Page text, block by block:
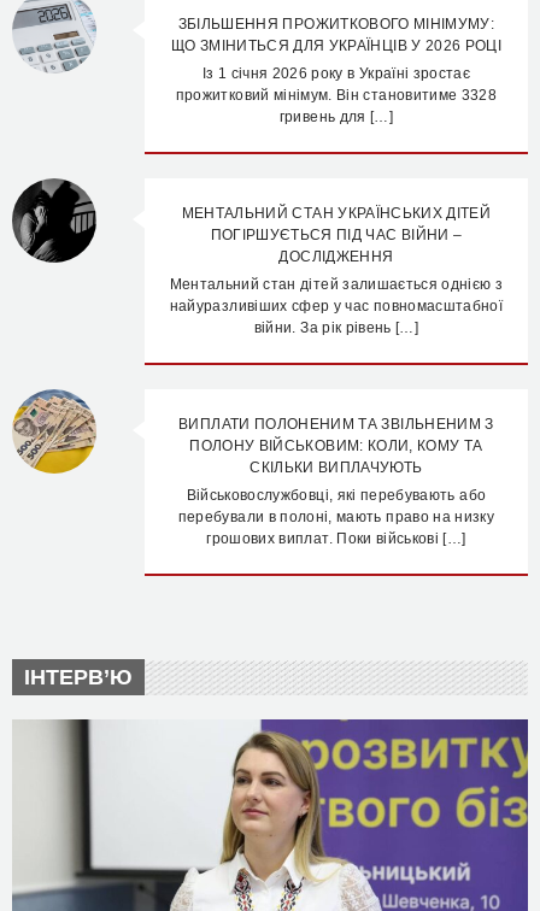
ЗБІЛЬШЕННЯ ПРОЖИТКОВОГО МІНІМУМУ:
ЩО ЗМІНИТЬСЯ ДЛЯ УКРАЇНЦІВ У 2026 РОЦІ
Із 1 січня 2026 року в Україні зростає
прожитковий мінімум. Він становитиме 3328
гривень для […]
МЕНТАЛЬНИЙ СТАН УКРАЇНСЬКИХ ДІТЕЙ
ПОГІРШУЄТЬСЯ ПІД ЧАС ВІЙНИ –
ДОСЛІДЖЕННЯ
Ментальний стан дітей залишається однією з
найуразливіших сфер у час повномасштабної
війни. За рік рівень […]
ВИПЛАТИ ПОЛОНЕНИМ ТА ЗВІЛЬНЕНИМ З
ПОЛОНУ ВІЙСЬКОВИМ: КОЛИ, КОМУ ТА
СКІЛЬКИ ВИПЛАЧУЮТЬ
Військовослужбовці, які перебувають або
перебували в полоні, мають право на низку
грошових виплат. Поки військові […]
ІНТЕРВ’Ю